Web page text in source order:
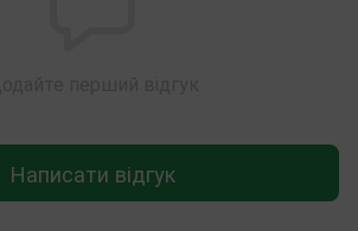
Написати відгук